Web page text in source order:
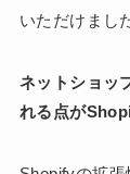
いただけまし
ネットショッ
れる点が